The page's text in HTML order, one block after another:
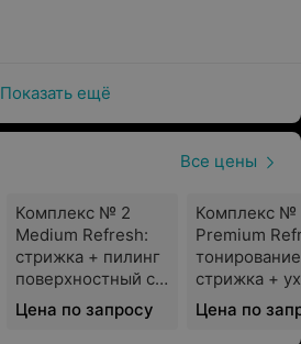
Показать ещё
Все цены
Комплекс № 2
Medium Refresh:
стрижка + пилинг
поверхностный с
применением
парфюмерно-
Цена по запросу
Комплекс №
Premium
стрижка +
Keune
Цена по